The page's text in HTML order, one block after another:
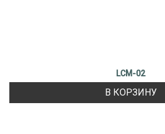
LCM-02
В КОРЗИНУ